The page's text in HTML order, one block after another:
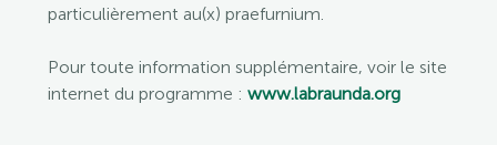
particulièrement au(x) praefurnium.
Pour toute information supplémentaire, voir le site
internet du programme : www.labraunda.org